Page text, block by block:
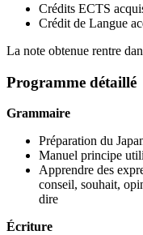
Crédits ECTS
Crédit de Langue
La note obtenue rentre
Programme détaillé
Grammaire
Préparation du
Manuel principe
Apprendre des
conseil, souhait,
dire
Écriture